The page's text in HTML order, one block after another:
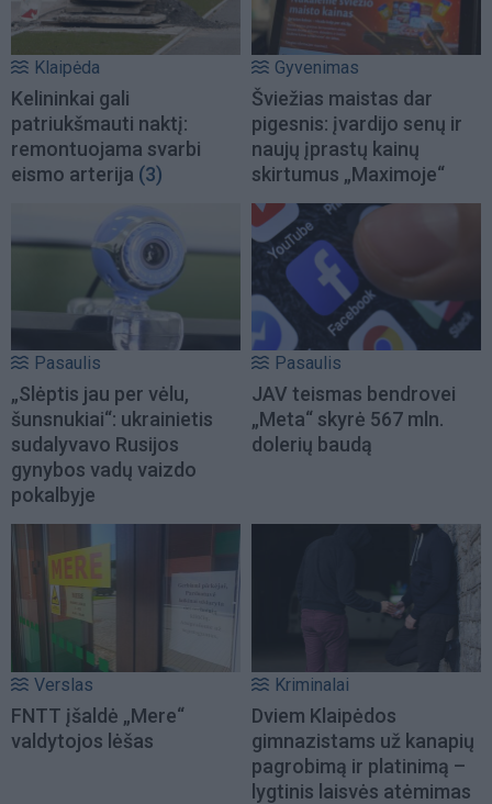
Klaipėda
Kelininkai gali
patriukšmauti naktį:
remontuojama svarbi
eismo arterija (3)
Gyvenimas
Šviežias maistas dar
pigesnis: įvardijo senų ir
naujų įprastų kainų
skirtumus „Maximoje“
Pasaulis
„Slėptis jau per vėlu,
šunsnukiai“: ukrainietis
sudalyvavo Rusijos
gynybos vadų vaizdo
pokalbyje
Pasaulis
JAV teismas bendrovei
„Meta“ skyrė 567 mln.
dolerių baudą
Verslas
FNTT įšaldė „Mere“
valdytojos lėšas
Kriminalai
Dviem Klaipėdos
gimnazistams už kanapių
pagrobimą ir platinimą –
lygtinis laisvės atėmimas